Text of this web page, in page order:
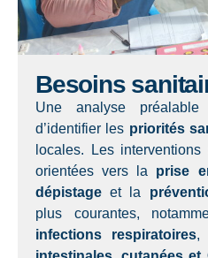
Besoins
Une analyse
d’identifier les priorités
locales. Les
orientées vers la prise
dépistage et la
plus courantes,
infections respiratoires,